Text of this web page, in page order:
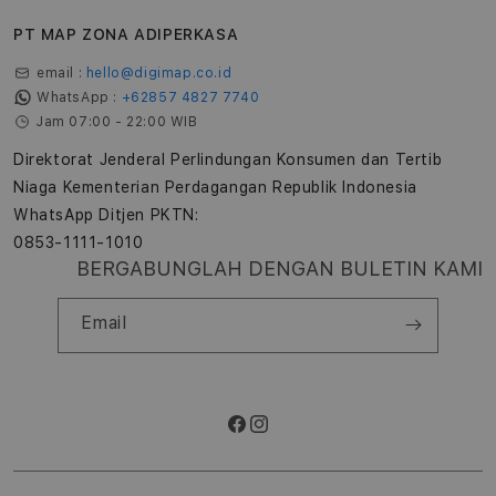
PT MAP ZONA ADIPERKASA
email : hello@digimap.co.id
WhatsApp : +62857 4827 7740
Jam 07:00 - 22:00 WIB
Direktorat Jenderal Perlindungan Konsumen dan Tertib
Niaga Kementerian Perdagangan Republik Indonesia
WhatsApp Ditjen PKTN:
0853-1111-1010
BERGABUNGLAH DENGAN BULETIN KAMI
Email
Facebook
Instagram
pembayaran